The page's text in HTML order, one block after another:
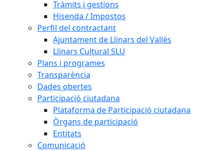
Tràmits i gestions
Hisenda / Impostos
Perfil del contractant
Ajuntament de Llinars del Vallès
Llinars Cultural SLU
Plans i programes
Transparència
Dades obertes
Participació ciutadana
Plataforma de Participació ciutadana
Òrgans de participació
Entitats
Comunicació